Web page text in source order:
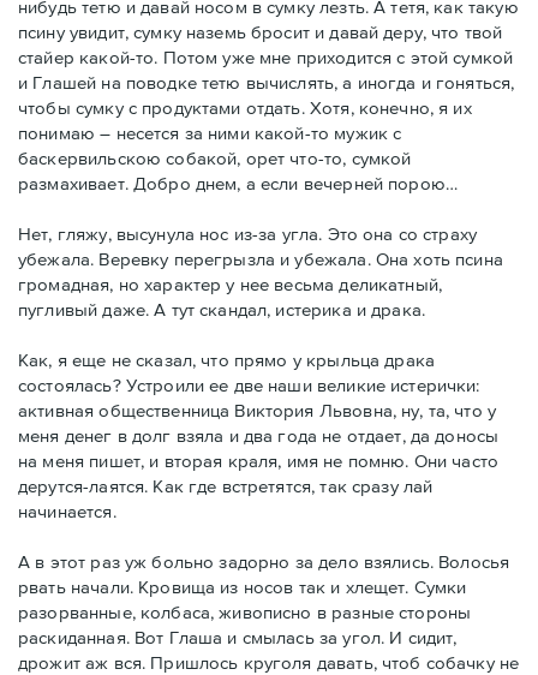
нибудь тетю и давай носом в сумку лезть. А тетя, как такую
псину увидит, сумку наземь бросит и давай деру, что твой
стайер какой-то. Потом уже мне приходится с этой сумкой
и Глашей на поводке тетю вычислять, а иногда и гоняться,
чтобы сумку с продуктами отдать. Хотя, конечно, я их
понимаю – несется за ними какой-то мужик с
баскервильскою собакой, орет что-то, сумкой
размахивает. Добро днем, а если вечерней порою…
Нет, гляжу, высунула нос из-за угла. Это она со страху
убежала. Веревку перегрызла и убежала. Она хоть псина
громадная, но характер у нее весьма деликатный,
пугливый даже. А тут скандал, истерика и драка.
Как, я еще не сказал, что прямо у крыльца драка
состоялась? Устроили ее две наши великие истерички:
активная общественница Виктория Львовна, ну, та, что у
меня денег в долг взяла и два года не отдает, да доносы
на меня пишет, и вторая краля, имя не помню. Они часто
дерутся-лаятся. Как где встретятся, так сразу лай
начинается.
А в этот раз уж больно задорно за дело взялись. Волосья
рвать начали. Кровища из носов так и хлещет. Сумки
разорванные, колбаса, живописно в разные стороны
раскиданная. Вот Глаша и смылась за угол. И сидит,
дрожит аж вся. Пришлось круголя давать, чтоб собачку не